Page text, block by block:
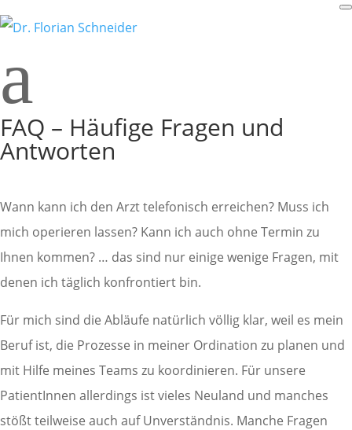
a
FAQ – Häufige Fragen und
Antworten
Wann kann ich den Arzt telefonisch erreichen? Muss ich
mich operieren lassen? Kann ich auch ohne Termin zu
Ihnen kommen? … das sind nur einige wenige Fragen, mit
denen ich täglich konfrontiert bin.
Für mich sind die Abläufe natürlich völlig klar, weil es mein
Beruf ist, die Prozesse in meiner Ordination zu planen und
mit Hilfe meines Teams zu koordinieren. Für unsere
PatientInnen allerdings ist vieles Neuland und manches
stößt teilweise auch auf Unverständnis. Manche Fragen